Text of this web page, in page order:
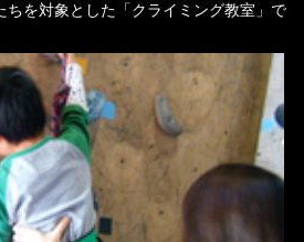
ちを対象とした「クライミング教室」で